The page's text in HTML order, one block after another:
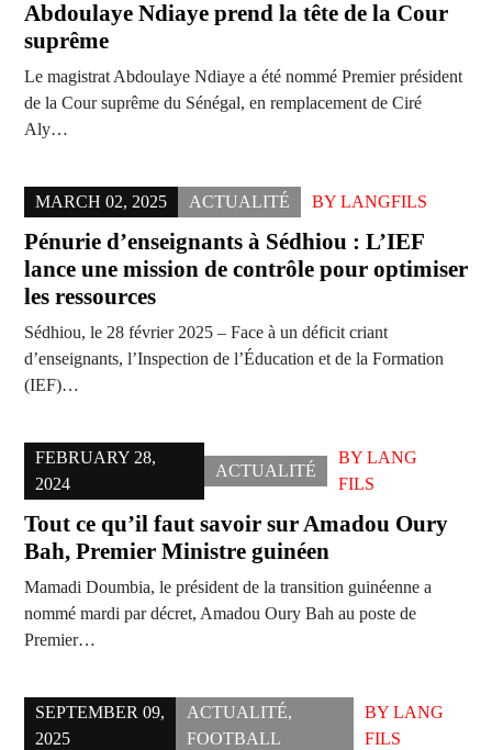
Abdoulaye Ndiaye prend la tête de la Cour
suprême
Le magistrat Abdoulaye Ndiaye a été nommé Premier président
de la Cour suprême du Sénégal, en remplacement de Ciré
Aly…
MARCH 02, 2025 ACTUALITÉ BY LANGFILS
Pénurie d’enseignants à Sédhiou : L’IEF
lance une mission de contrôle pour optimiser
les ressources
Sédhiou, le 28 février 2025 – Face à un déficit criant
d’enseignants, l’Inspection de l’Éducation et de la Formation
(IEF)…
FEBRUARY 28,
2024
ACTUALITÉ
BYLANG
FILS
Tout ce qu’il faut savoir sur Amadou Oury
Bah, Premier Ministre guinéen
Mamadi Doumbia, le président de la transition guinéenne a
nommé mardi par décret, Amadou Oury Bah au poste de
Premier…
SEPTEMBER 09,
2025
ACTUALITÉ,
FOOTBALL
BYLANG
FILS